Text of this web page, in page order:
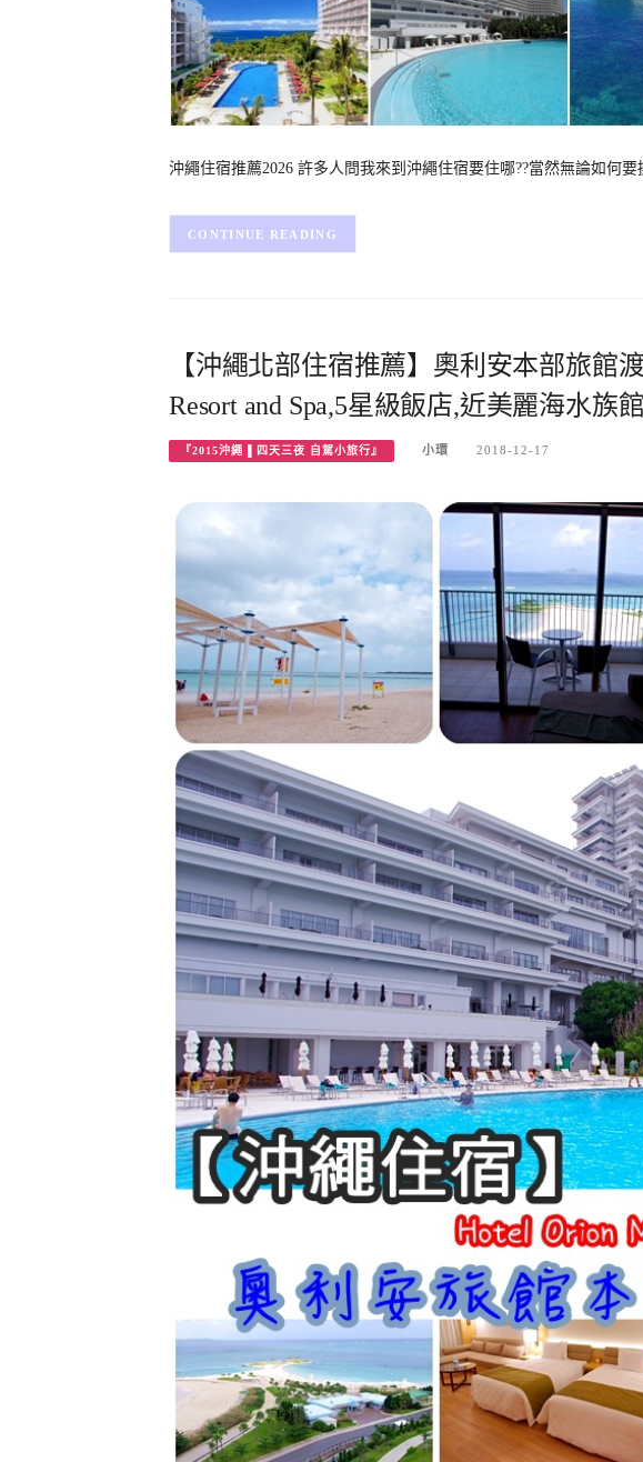
沖繩住宿推薦2026 許多人問我來到沖繩住宿要住哪??當然無論如何
CONTINUE READING
【沖繩北部住宿推薦】奧利安本部旅館
Resort and Spa,5星級飯店,近美麗海水族館
『2015沖繩 ▌四天三夜 自駕小旅行』 小環 2018-12-17